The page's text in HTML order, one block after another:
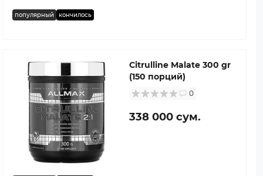
популярный кончилось
Citrulline Malate 300 gr
(150 порций)
0
338 000 сум.